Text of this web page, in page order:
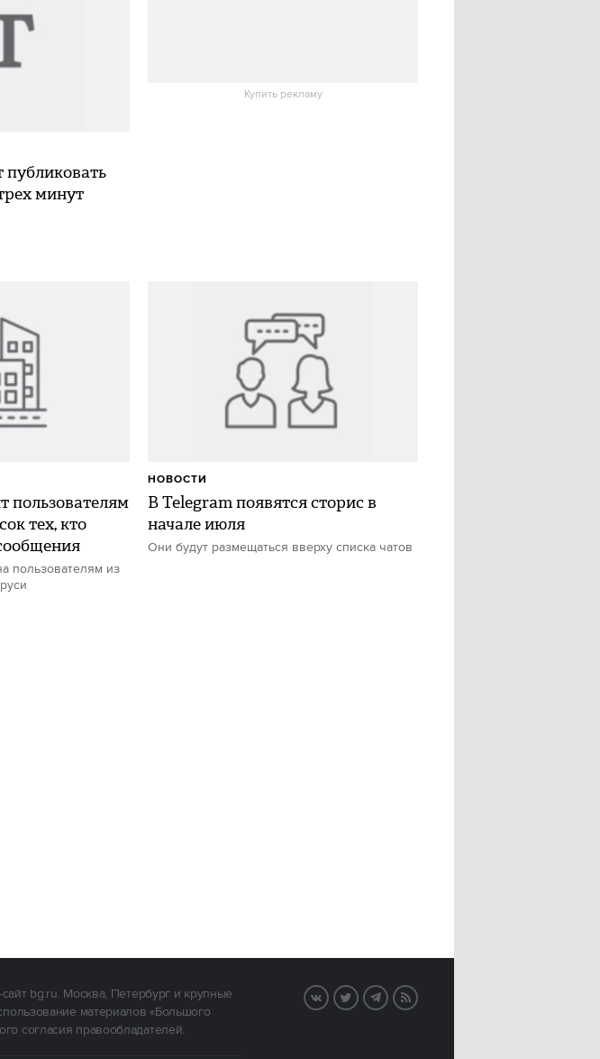
Купить рекламу
публиковать
минут
пользователям
тех, кто
пользователям из
В Telegram появятся сторис в
начале июля
Они будут размещаться вверху списка чатов
НОВОСТИ
bg.ru. Москва, Петербург и крупные
материалов «Большого
согласия правообладателей.
VK TwitterTelegram
RSS